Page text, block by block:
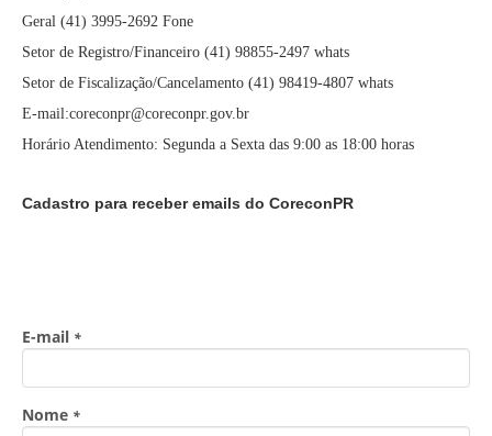
Geral (41) 3995-2692 Fone
Setor de Registro/Financeiro (41) 98855-2497 whats
Setor de Fiscalização/Cancelamento (41) 98419-4807 whats
E-mail:coreconpr@coreconpr.gov.br
Horário Atendimento: Segunda a Sexta das 9:00 as 18:00 horas
Cadastro para receber emails do CoreconPR